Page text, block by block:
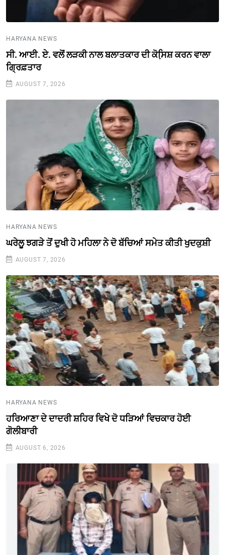
HARYANA NEWS
ਸੀ. ਆਈ. ਏ. ਵਲੋਂ ਲੜਕੀ ਨਾਲ ਬਲਾਤਕਾਰ ਦੀ ਕੋਸਿ਼ਸ਼ ਕਰਨ ਵਾਲਾ
ਗ੍ਰਿਫ਼ਤਾਰ
AUGUST 7, 2026
HARYANA NEWS
ਘਰੇਲੂ ਝਗੜੇ ਤੋਂ ਦੁਖੀ ਹੋ ਮਹਿਲਾ ਨੇ ਦੋ ਬੱਚਿਆਂ ਸਮੇਤ ਕੀਤੀ ਖੁਦਕੁਸ਼ੀ
AUGUST 7, 2026
HARYANA NEWS
ਹਰਿਆਣਾ ਦੇ ਦਾਦਰੀ ਸ਼ਹਿਰ ਵਿਖੇ ਦੋ ਧੜਿਆਂ ਵਿਚਕਾਰ ਹੋਈ
ਗੋਲੀਬਾਰੀ
AUGUST 6, 2026